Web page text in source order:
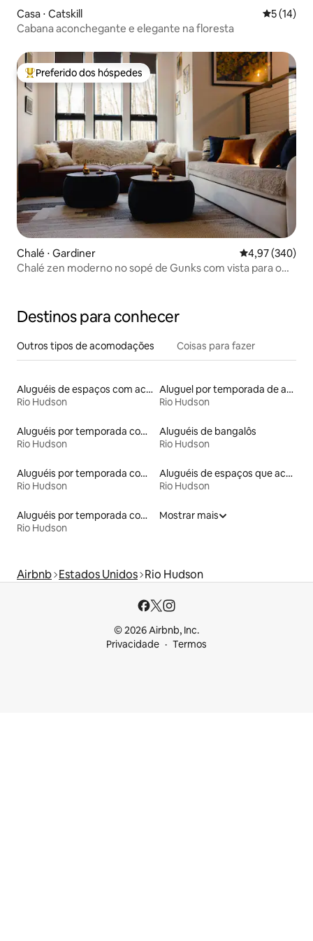
Casa ⋅ Catskill 5 de uma
5 (14)
Cabana aconchegante e elegante na floresta
Entre os melhores preferidos dos hóspedes
Preferido dos hóspedes
Chalé ⋅ Gardiner 4,97 de uma
4,97 (340)
Chalé zen moderno no sopé de Gunks com vista para o
Destinos para conhecer
Outros tipos de acomodações Coisas para fazer
Aluguéis de espaços com acesso direto a pistas de esqui
Rio Hudson
Aluguel por temporada de apart-hotéis
Rio Hudson
Aluguéis por temporada com banheira
Rio Hudson
Aluguéis de bangalôs
Rio Hudson
Aluguéis por temporada com banheira de hidromassagem
Rio Hudson
Aluguéis de espaços que aceitam animais de estimação
Rio Hudson
Aluguéis por temporada com cama de altura acessível
Rio Hudson
Mostrar mais
Airbnb Estados Unidos Rio Hudson
© 2026 Airbnb, Inc.
Privacidade
Termos